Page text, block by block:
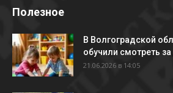
Полезное
В Волгоградской
обучили смотреть
21.06.2026 в 14:05